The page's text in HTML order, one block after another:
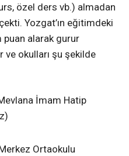
özel ders vb.) almadan
Yozgat’ın eğitimdeki
puan alarak gurur
okulları şu şekilde
İmam Hatip
Ortaokulu